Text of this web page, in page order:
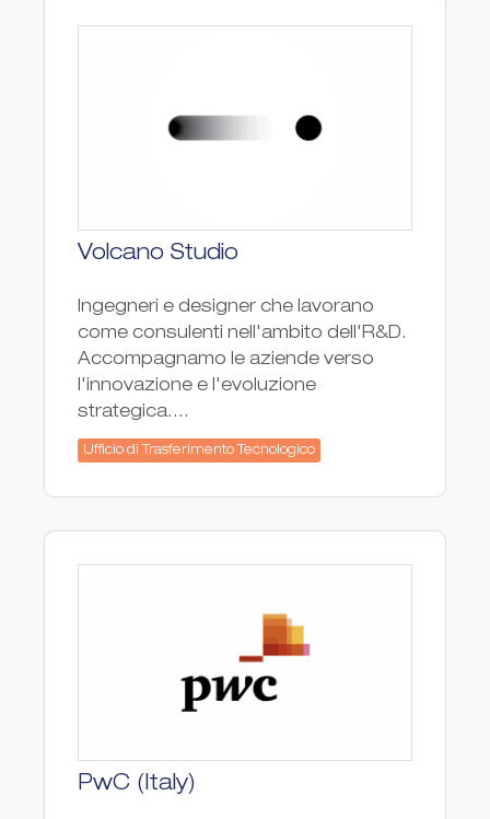
Volcano Studio
Ingegneri e designer che lavorano
come consulenti nell'ambito dell'R&D.
Accompagnamo le aziende verso
l'innovazione e l'evoluzione
strategica....
Ufficio di Trasferimento Tecnologico
PwC (Italy)